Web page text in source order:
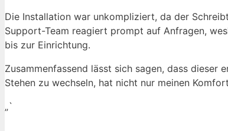
Die Installation war unkompliziert, da der
Support-Team reagiert prompt auf Anfragen,
bis zur Einrichtung.
Zusammenfassend lässt sich sagen, dass
Stehen zu wechseln, hat nicht nur meinen
„`